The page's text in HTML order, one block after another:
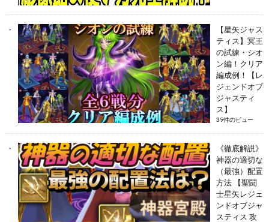
【星矢ジャス
ティス】冥王
の試練・シオ
ン編！クリア
編成例！【レ
ジェンドオブ
ジャスティ
ス】
39件のビュー
《徹底解説》
神器の適切な
（最強）配置
方法 【聖闘
士星矢レジェ
ンドオブジャ
スティス 攻